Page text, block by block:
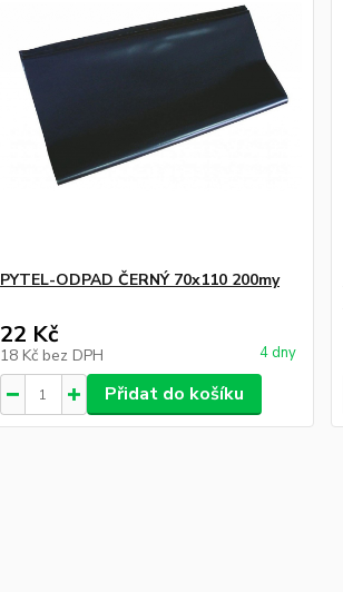
PYTEL-ODPAD ČERNÝ 70x110 200my
22 Kč
18 Kč bez DPH 4 dny
Přidat do košíku